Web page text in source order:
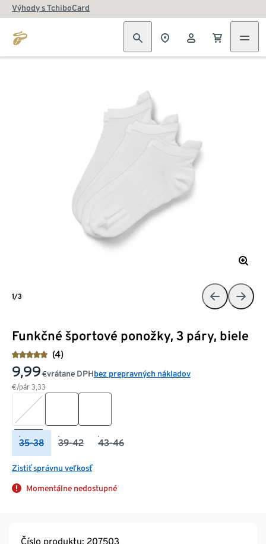
Výhody s TchiboCard
Funkčné športové ponožky, 3 páry, biele
(4)
9,99 €
€/pár 3,33
vrátane DPHbez prepravných nákladov
35-38 39-42 43-46
Zistiť správnu veľkosť
Momentálne nedostupné
1/3
Číslo produktu: 207503